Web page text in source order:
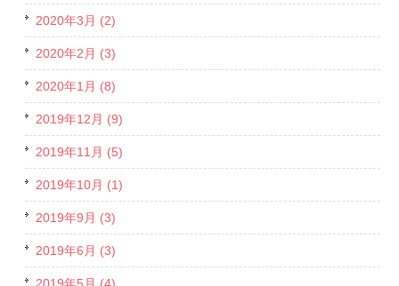
2020年3月 (2)
2020年2月 (3)
2020年1月 (8)
2019年12月 (9)
2019年11月 (5)
2019年10月 (1)
2019年9月 (3)
2019年6月 (3)